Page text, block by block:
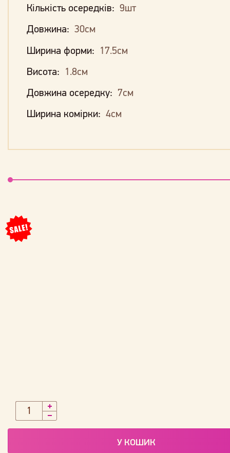
Кількість осередків: 9шт
Довжина: 30см
Ширина форми: 17.5см
Висота: 1.8см
Довжина осередку: 7см
Ширина комірки: 4см
У КОШИК